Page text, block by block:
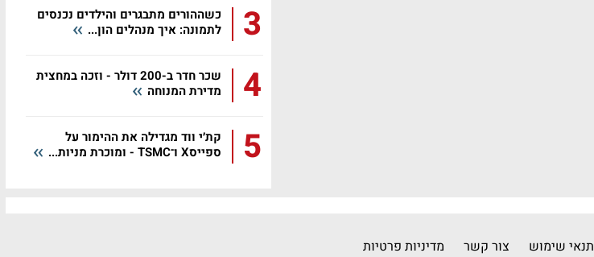
3
כשההורים מתבגרים והילדים נכנסים
לתמונה: איך מנהלים הון...
4
שכר חדר ב-200 דולר - וזכה במחצית
מדירת המנוחה
5
קת׳י ווד מגדילה את ההימור על
ספייסX ו־TSMC - ומוכרת מניות...
תנאי שימוש צור קשר מדיניות פרטיות